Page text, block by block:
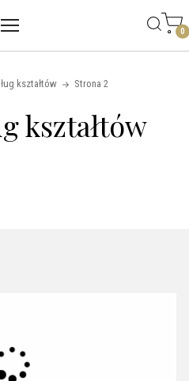
0
kształtów Strona 2
kształtów